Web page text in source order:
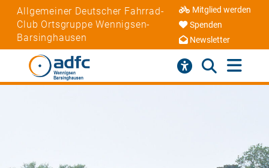
Allgemeiner Deutscher Fahrrad-
Club Ortsgruppe Wennigsen-
Barsinghausen
Mitglied werden
Spenden
Newsletter